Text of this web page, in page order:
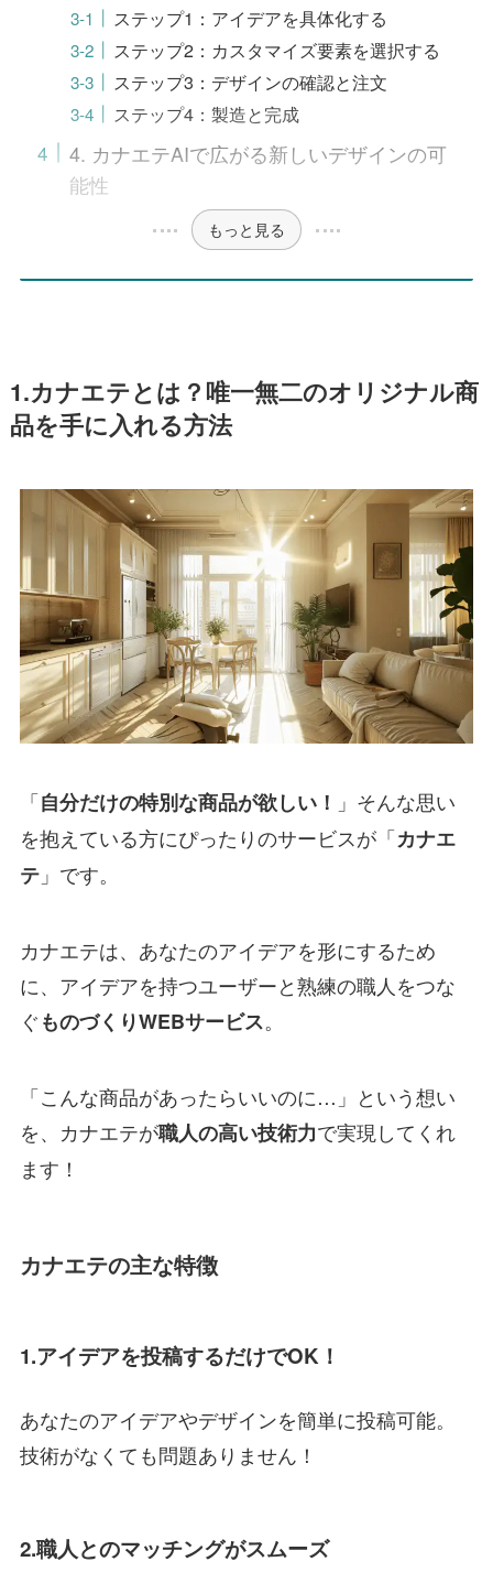
ステップ1：アイデアを具体化する
ステップ2：カスタマイズ要素を選択する
ステップ3：デザインの確認と注文
ステップ4：製造と完成
4. カナエテAIで広がる新しいデザインの可
能性
もっと見る
1.カナエテとは？唯一無二のオリジナル商
品を手に入れる方法
「自分だけの特別な商品が欲しい！ 」そんな思い
を抱えている方にぴったりのサービスが「カナエ
テ」です。
カナエテは、あなたのアイデアを形にするため
に、アイデアを持つユーザーと熟練の職人をつな
ぐものづくりWEBサービス。
「こんな商品があったらいいのに…」という想い
を、カナエテが職人の高い技術力で実現してくれ
ます！
カナエテの主な特徴
1.アイデアを投稿するだけでOK！
あなたのアイデアやデザインを簡単に投稿可能。
技術がなくても問題ありません！
2.職人とのマッチングがスムーズ